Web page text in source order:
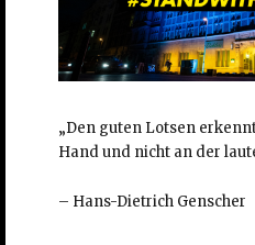
„Den guten Lotsen
Hand und nicht an der
– Hans-Dietrich Genscher